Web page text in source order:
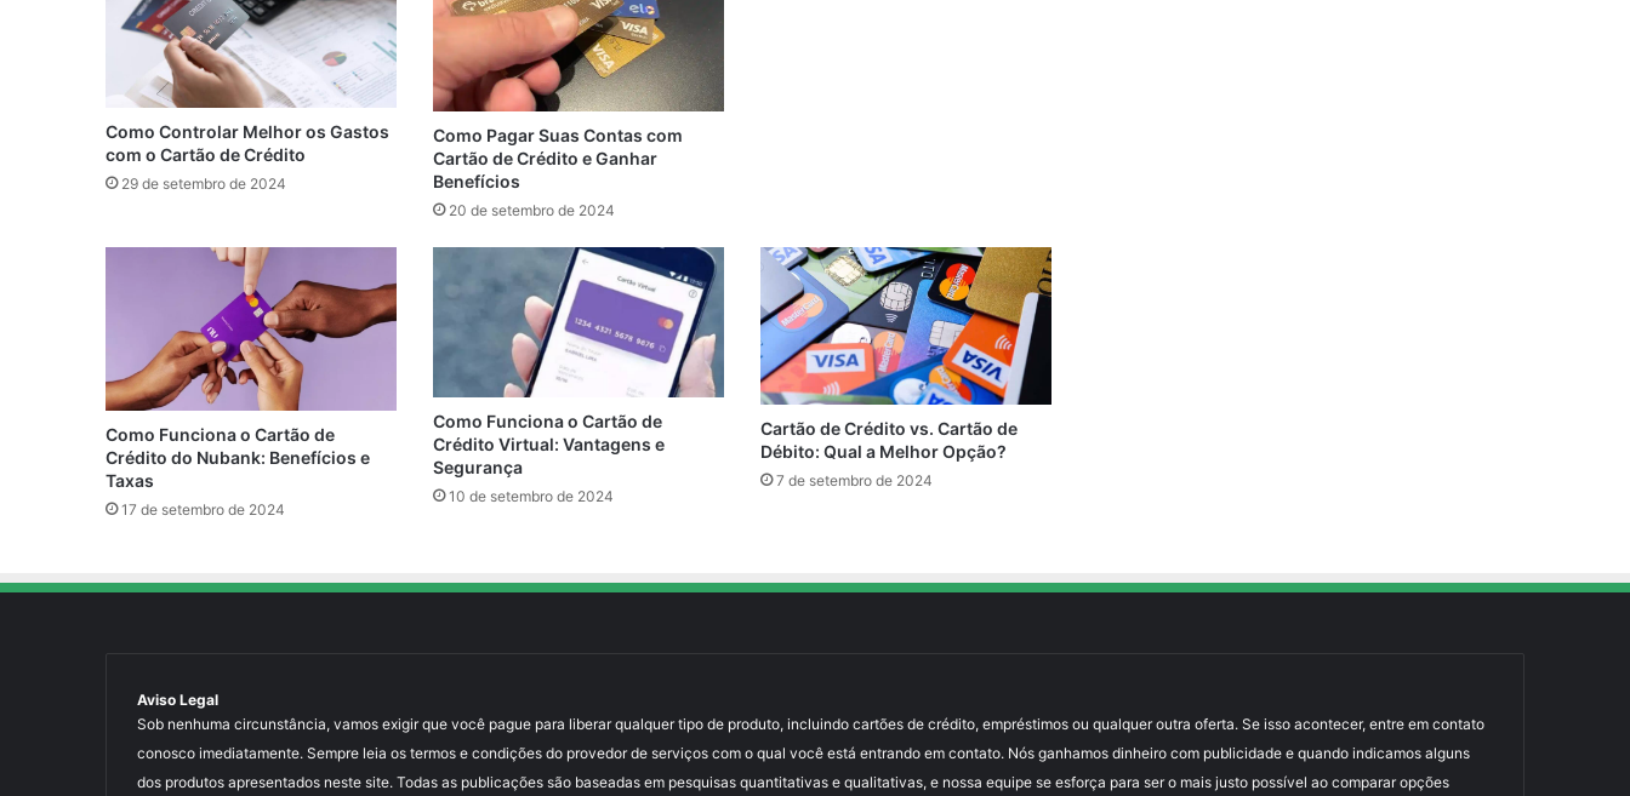
Como Controlar Melhor os Gastos
com o Cartão de Crédito
29 de setembro de 2024
Como Pagar Suas Contas com
Cartão de Crédito e Ganhar
Benefícios
20 de setembro de 2024
Como Funciona o Cartão de
Crédito do Nubank: Benefícios e
Taxas
17 de setembro de 2024
Como Funciona o Cartão de
Crédito Virtual: Vantagens e
Segurança
10 de setembro de 2024
Cartão de Crédito vs. Cartão de
Débito: Qual a Melhor Opção?
7 de setembro de 2024
Aviso Legal
Sob nenhuma circunstância, vamos exigir que você pague para liberar qualquer tipo de produto, incluindo cartões de crédito, empréstimos ou qualquer outra oferta. Se isso acontecer, entre em contato
conosco imediatamente. Sempre leia os termos e condições do provedor de serviços com o qual você está entrando em contato. Nós ganhamos dinheiro com publicidade e quando indicamos alguns
dos produtos apresentados neste site. Todas as publicações são baseadas em pesquisas quantitativas e qualitativas, e nossa equipe se esforça para ser o mais justo possível ao comparar opções